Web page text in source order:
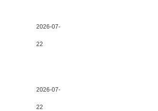
2026-07-
22
2026-07-
22